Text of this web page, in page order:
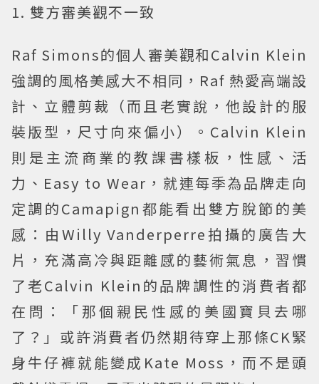
1. 雙方審美觀不一致
Raf Simons的個人審美觀和Calvin Klein
強調的風格美感大不相同，Raf 熱愛高端設
計、立體剪裁（而且老實說，他設計的服
裝版型，尺寸向來偏小）。Calvin Klein
則是主流商業的教課書樣板，性感、活
力、Easy to Wear，就連每季為品牌走向
定調的Camapign都能看出雙方脫節的美
感：由Willy Vanderperre拍攝的廣告大
片，充滿高冷與距離感的藝術氣息，習慣
了老Calvin Klein的品牌調性的消費者都
在問：「那個親民性感的美國寶貝去哪
了？」或許消費者仍然期待穿上那條CK緊
身牛仔褲就能變成Kate Moss，而不是頭